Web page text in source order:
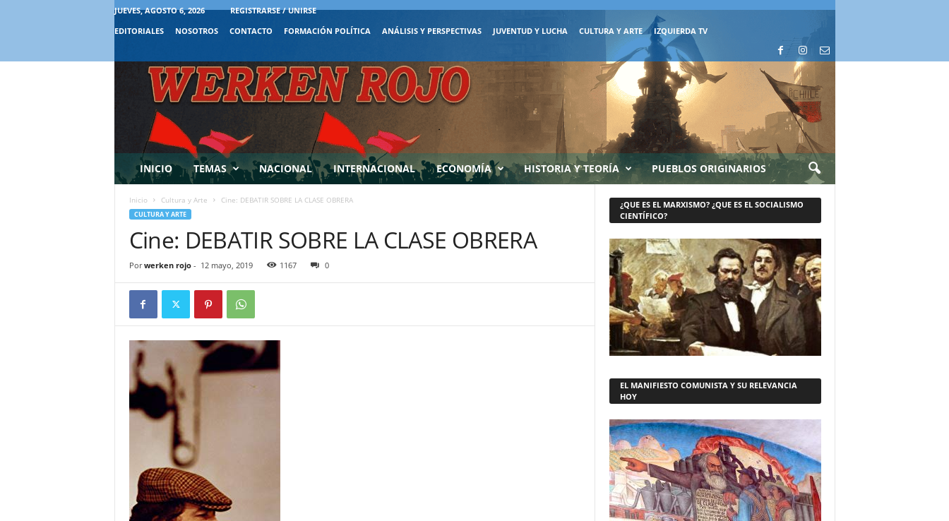
JUEVES, AGOSTO 6, 2026
REGISTRARSE / UNIRSE
EDITORIALES
NOSOTROS CONTACTO FORMACIÓN POLÍTICA ANÁLISIS Y PERSPECTIVAS JUVENTUD Y LUCHA CULTURA Y ARTE IZQUIERDA TV
INICIO TEMAS NACIONAL INTERNACIONAL ECONOMÍA HISTORIA Y TEORÍA PUEBLOS ORIGINARIOS
Inicio Cultura y Arte Cine: DEBATIR SOBRE LA CLASE OBRERA
CULTURA Y ARTE
Cine: DEBATIR SOBRE LA CLASE OBRERA
Por werken rojo- 12 mayo, 2019 1167 0
¿QUE ES EL MARXISMO? ¿QUE ES EL SOCIALISMO
CIENTÍFICO?
EL MANIFIESTO COMUNISTA Y SU RELEVANCIA
HOY